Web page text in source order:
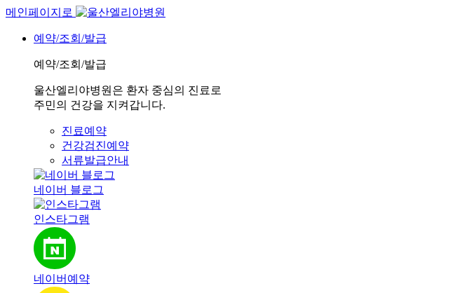
메인페이지로
예약/조회/발급
예약/조회/발급
울산엘리야병원은 환자 중심의 진료로
주민의 건강을 지켜갑니다.
진료예약
건강검진예약
서류발급안내
네이버 블로그
인스타그램
네이버예약